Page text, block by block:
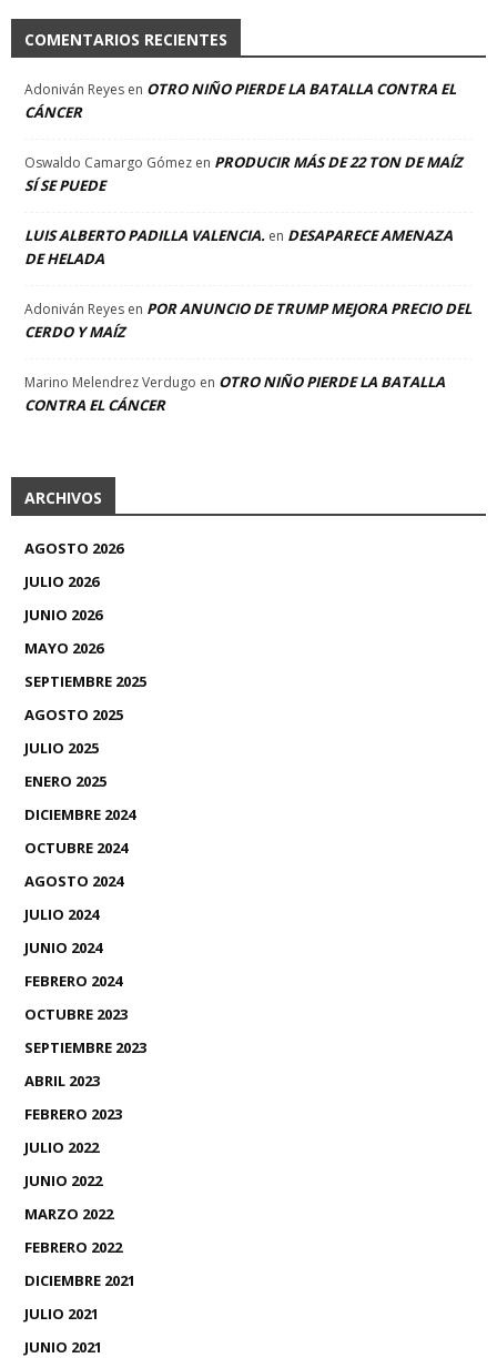
COMENTARIOS RECIENTES
Adoniván Reyes en OTRO NIÑO PIERDE LA BATALLA CONTRA EL
CÁNCER
Oswaldo Camargo Gómez en PRODUCIR MÁS DE 22 TON DE MAÍZ
SÍ SE PUEDE
LUIS ALBERTO PADILLA VALENCIA. en DESAPARECE AMENAZA
DE HELADA
Adoniván Reyes en POR ANUNCIO DE TRUMP MEJORA PRECIO DEL
CERDO Y MAÍZ
Marino Melendrez Verdugo en OTRO NIÑO PIERDE LA BATALLA
CONTRA EL CÁNCER
ARCHIVOS
AGOSTO 2026
JULIO 2026
JUNIO 2026
MAYO 2026
SEPTIEMBRE 2025
AGOSTO 2025
JULIO 2025
ENERO 2025
DICIEMBRE 2024
OCTUBRE 2024
AGOSTO 2024
JULIO 2024
JUNIO 2024
FEBRERO 2024
OCTUBRE 2023
SEPTIEMBRE 2023
ABRIL 2023
FEBRERO 2023
JULIO 2022
JUNIO 2022
MARZO 2022
FEBRERO 2022
DICIEMBRE 2021
JULIO 2021
JUNIO 2021